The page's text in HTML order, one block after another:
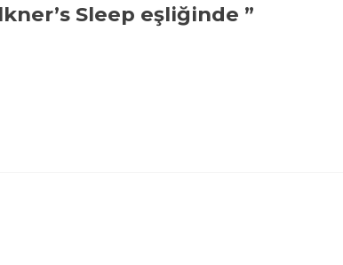
Sleep eşliğinde ”